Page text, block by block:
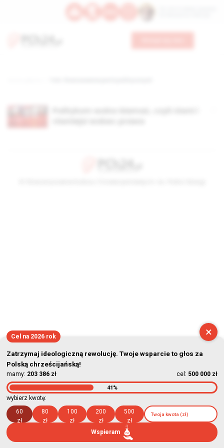
×
Cel na 2026 rok
Zatrzymaj ideologiczną rewolucję. Twoje wsparcie to głos za
Polską chrześcijańską!
mamy: 203 386 zł cel: 500 000 zł
41%
wybierz kwotę:
60
zł
80
zł
100
zł
200
zł
500
zł
Wspieram